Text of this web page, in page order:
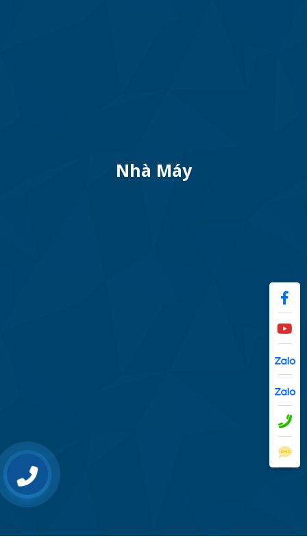
Nhà Máy
0962545465